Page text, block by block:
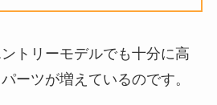
トリーモデルでも十分に高
ーツが増えているのです。